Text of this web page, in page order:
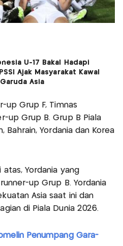
U-17 Bakal Hadapi
Ajak Masyarakat Kawal
Asia
up Grup F, Timnas
up Grup B. Grup B Piala
Bahrain, Yordania dan Korea
Yordania yang
up Grup B. Yordania
Asia saat ini dan
di Piala Dunia 2026.
Penumpang Gara-